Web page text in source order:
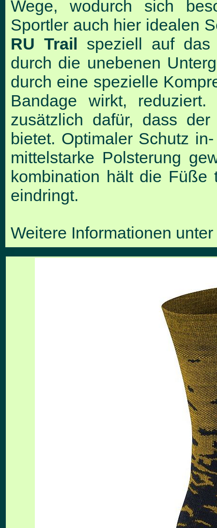
Wege, wodurch sich
Sportler auch hier idealen
RU Trail speziell auf das
durch die unebenen
durch eine spezielle
Bandage wirkt,
zusätzlich dafür, dass
bietet. Optimaler Schutz
mittelstarke Polsterung
kombination hält die Füße
eindringt.
Weitere Informationen unter